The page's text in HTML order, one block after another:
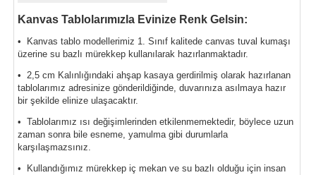
Kanvas Tablolarımızla Evinize Renk Gelsin:
• Kanvas tablo modellerimiz 1. Sınıf kalitede canvas tuval kumaşı
üzerine su bazlı mürekkep kullanılarak hazırlanmaktadır.
• 2,5 cm Kalınlığındaki ahşap kasaya gerdirilmiş olarak hazırlanan
tablolarımız adresinize gönderildiğinde, duvarınıza asılmaya hazır
bir şekilde elinize ulaşacaktır.
• Tablolarımız ısı değişimlerinden etkilenmemektedir, böylece uzun
zaman sonra bile esneme, yamulma gibi durumlarla
karşılaşmazsınız.
• Kullandığımız mürekkep iç mekan ve su bazlı olduğu için insan